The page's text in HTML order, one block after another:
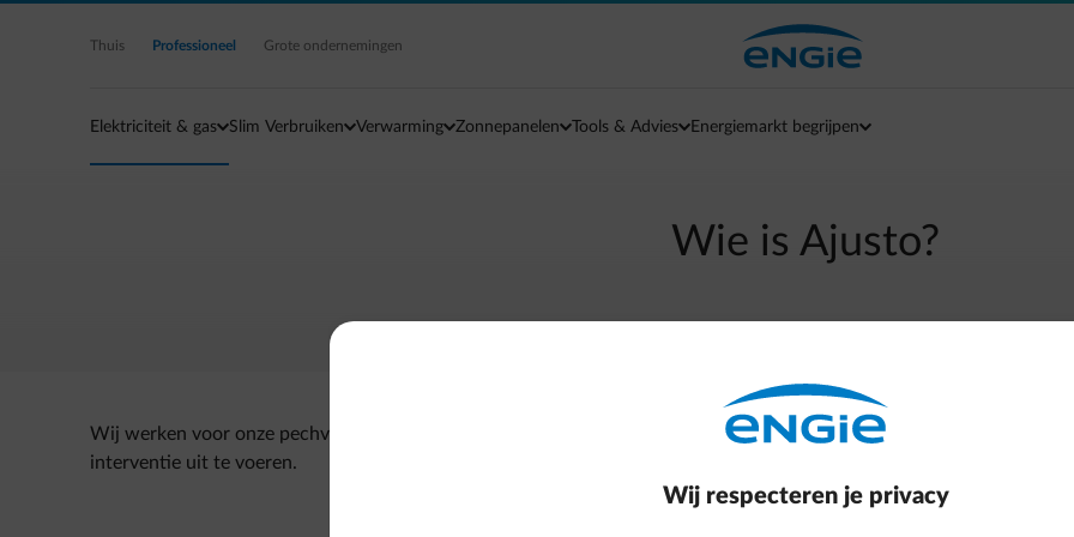
Ga naar de hoofdinhoud
Thuis Professioneel Grote ondernemingen
Elektriciteit & gas Slim Verbruiken Verwarming Zonnepanelen Tools & Advies Energiemarkt begrijpen
Wie is Ajusto?
Wij werken voor onze pechverhelping samen met Ajusto. Zo kunnen we een technieker uit jouw buurt regelen om de
interventie uit te voeren.
Wij respecteren je privacy